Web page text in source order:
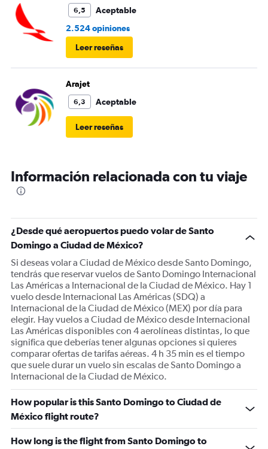
6,5
Aceptable
2.524 opiniones
Leer reseñas
Arajet
6,3 Aceptable
Leer reseñas
Información relacionada con tu viaje
¿Desde qué aeropuertos puedo volar de Santo
Domingo a Ciudad de México?
Si deseas volar a Ciudad de México desde Santo Domingo,
tendrás que reservar vuelos de Santo Domingo Internacional
Las Américas a Internacional de la Ciudad de México. Hay 1
vuelo desde Internacional Las Américas (SDQ) a
Internacional de la Ciudad de México (MEX) por día para
elegir. Hay vuelos a Ciudad de México desde Internacional
Las Américas disponibles con 4 aerolíneas distintas, lo que
significa que deberías tener algunas opciones si quieres
comparar ofertas de tarifas aéreas. 4 h 35 min es el tiempo
que suele durar un vuelo sin escalas de Santo Domingo a
Internacional de la Ciudad de México.
How popular is this Santo Domingo to Ciudad de
México flight route?
How long is the flight from Santo Domingo to